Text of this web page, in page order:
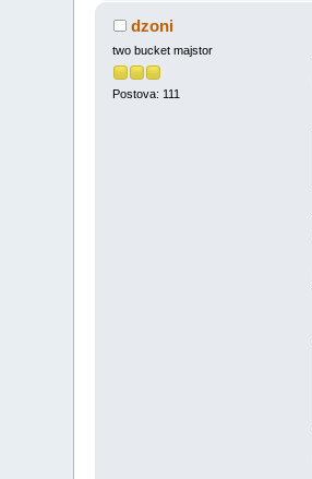
dzoni
two bucket majstor
Postova: 111